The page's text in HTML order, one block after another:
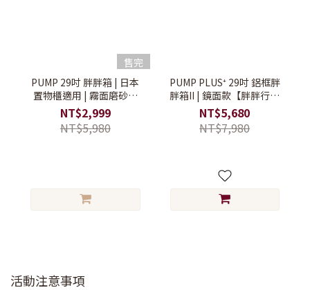
售完
PUMP 29吋 胖胖箱 | 日本
置物櫃適用 | 霧面磨砂款
【胖胖行李箱/大容量行李
箱/搬家行李箱】
NT$2,999
NT$5,980
PUMP PLUS⁺ 29吋 鋁框胖
胖箱II | 鏡面款【胖胖行李
箱/大容量行李箱/搬家行李
箱】
NT$5,680
NT$7,980
活動注意事項